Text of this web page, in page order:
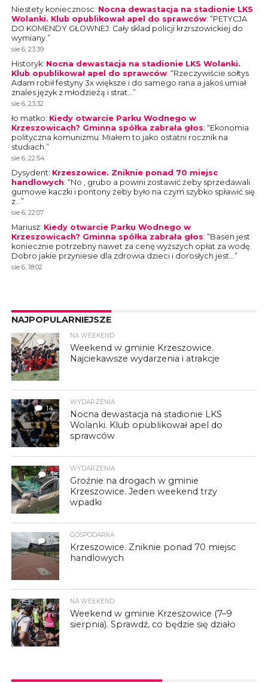
Niestety koniecznosc: Nocna dewastacja na stadionie LKS
Wolanki. Klub opublikował apel do sprawców: “PETYCJA
DO KOMENDY GŁOWNEJ: Cały sklad policji krzrszowickiej do
wymiany. ”
sie 6, 23:39
Historyk: Nocna dewastacja na stadionie LKS Wolanki.
Klub opublikował apel do sprawców: “Rzeczywiście sołtys
Adam robił festyny 3x większe i do samego rana a jakoś umiał
znales język z młodzieżą i strat… ”
sie 6, 23:32
ło matko: Kiedy otwarcie Parku Wodnego w
Krzeszowicach? Gminna spółka zabrała głos: “Ekonomia
polityczna komunizmu. Miałem to jako ostatni rocznik na
studiach. ”
sie 6, 22:54
Dysydent: Krzeszowice. Zniknie ponad 70 miejsc
handlowych: “No , grubo a powini zostawić żeby sprzedawali
gumowe kaczki i pontony żeby było na czym szybko spławić się
z… ”
sie 6, 22:07
Mariusz: Kiedy otwarcie Parku Wodnego w
Krzeszowicach? Gminna spółka zabrała głos: “Basen jest
koniecznie potrzebny nawet za cenę wyższych opłat za wodę.
Dobro jakie przyniesie dla zdrowia dzieci i dorosłych jest… ”
sie 6, 18:02
NAJPOPULARNIEJSZE
4
NA WEEKEND
Weekend w gminie Krzeszowice.
Najciekawsze wydarzenia i atrakcje
14
WYDARZENIA
Nocna dewastacja na stadionie LKS
Wolanki. Klub opublikował apel do
sprawców
3
WYDARZENIA
Groźnie na drogach w gminie
Krzeszowice. Jeden weekend trzy
wpadki
7
GOSPODARKA
Krzeszowice. Zniknie ponad 70 miejsc
handlowych
NA WEEKEND
Weekend w gminie Krzeszowice (7–9
sierpnia). Sprawdź, co będzie się działo